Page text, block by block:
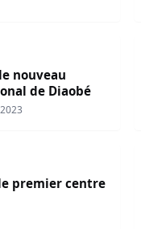
nouveau
de Diaobé
premier centre